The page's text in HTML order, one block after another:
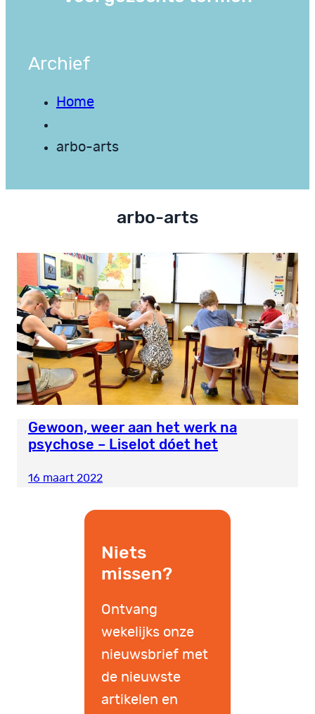
Archief
Home
arbo-arts
arbo-arts
Gewoon, weer aan het werk na
psychose – Liselot dóet het
16 maart 2022
Niets
missen?
Ontvang
wekelijks onze
nieuwsbrief met
de nieuwste
artikelen en